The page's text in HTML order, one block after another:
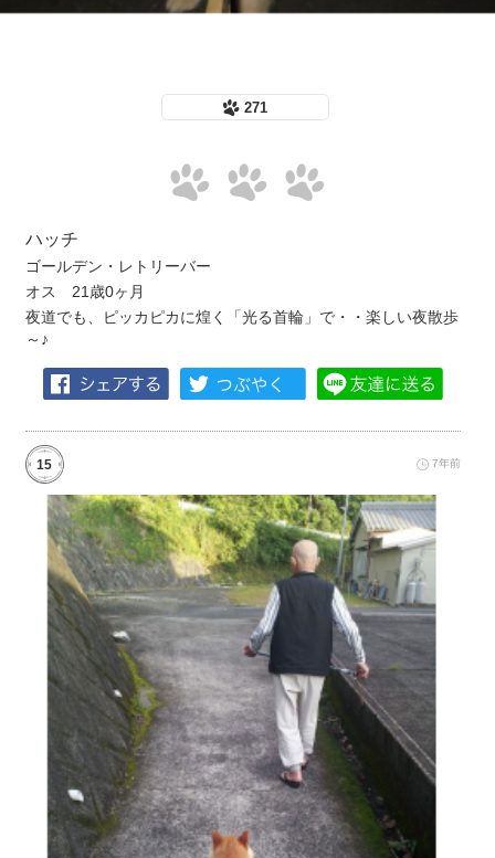
271
ハッチ
ゴールデン・レトリーバー
オス 21歳0ヶ月
夜道でも、ピッカピカに煌く「光る首輪」で・・楽しい夜散歩
～♪
15 7年前